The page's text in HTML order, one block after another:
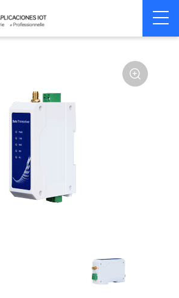
Wireless modem LoRa wirelss modem
